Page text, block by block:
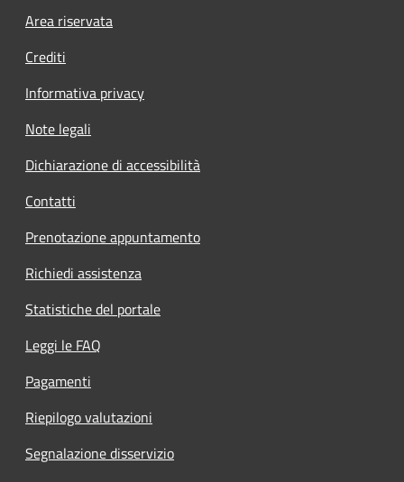
Footer menu
Area riservata
Crediti
Informativa privacy
Note legali
Dichiarazione di accessibilità
Contatti
Prenotazione appuntamento
Richiedi assistenza
Statistiche del portale
Leggi le FAQ
Pagamenti
Riepilogo valutazioni
Segnalazione disservizio